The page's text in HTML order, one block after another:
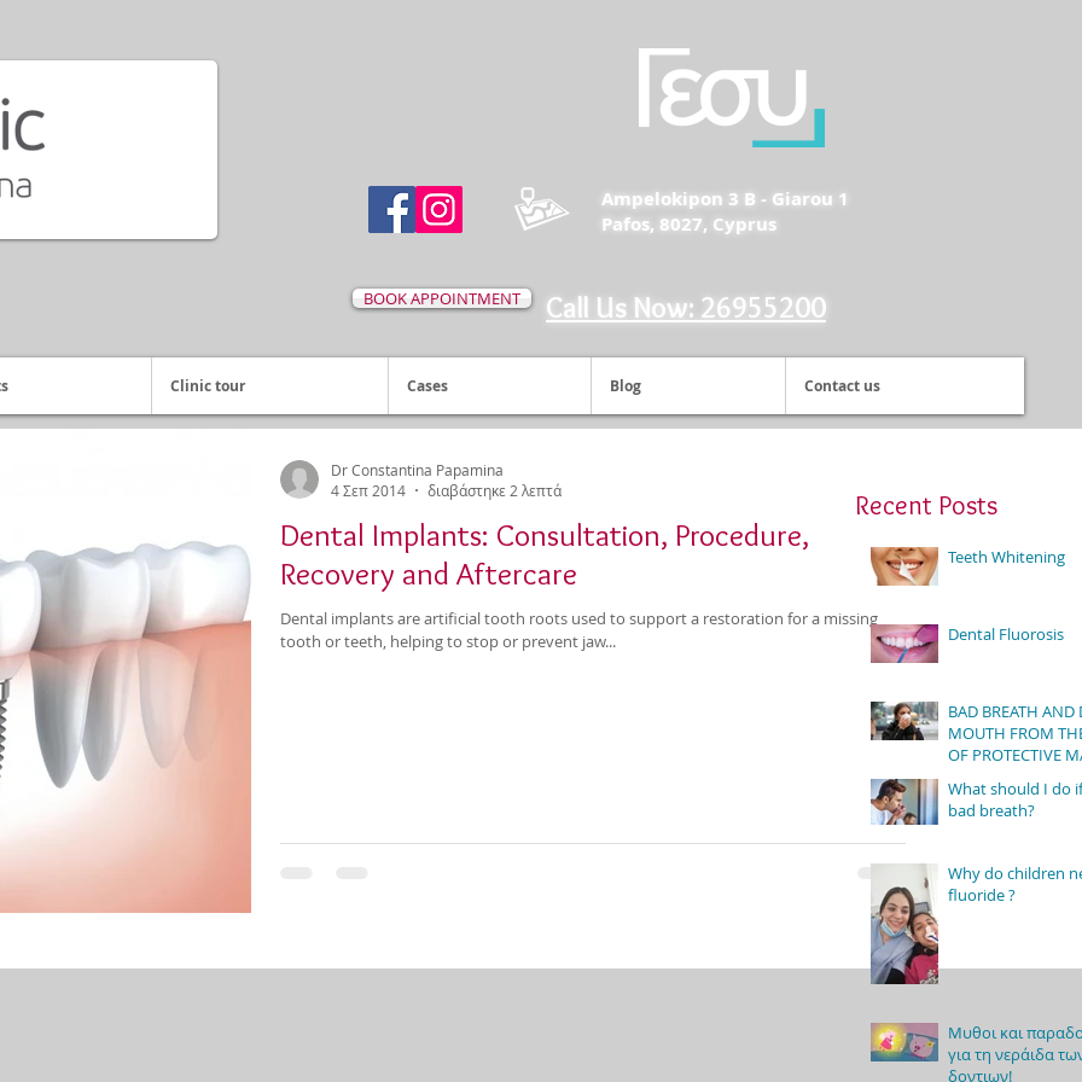
Ampelokipon 3 B - Giarou 1
Pafos, 8027, Cyprus
BOOK APPOINTMENT Call Us Now: 26955200
Contact us
Blog
Cases
Clinic tour
Dental Implants: Consultation, Procedure,
Recovery and Aftercare
Dental implants are artificial tooth roots used to support a restoration for a missing
tooth or teeth, helping to stop or prevent jaw...
Dr Constantina Papamina
4 Σεπ 2014
διαβάστηκε 2 λεπτά Recent Posts
Teeth Whitening
Dental Fluorosis
BAD BREATH AND
MOUTH FROM
OF PROTECTIVE
What should I do
bad breath?
Why do children
fluoride ?
Μυθοι και
για τη νεράιδα
δοντιων!